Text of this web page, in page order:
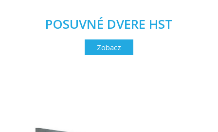
POSUVNÉ DVERE HST
Zobacz